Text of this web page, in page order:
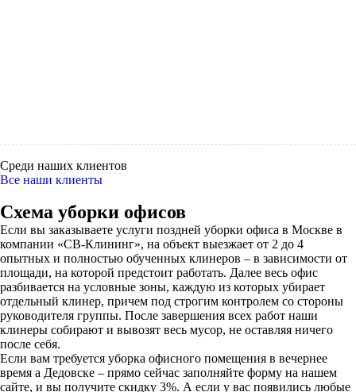
Среди наших клиентов
Все наши клиенты
Схема уборки офисов
Если вы заказываете услуги поздней уборки офиса в Москве в
компании «СВ-Клининг», на объект выезжает от 2 до 4
опытных и полностью обученных клинеров – в зависимости от
площади, на которой предстоит работать. Далее весь офис
разбивается на условные зоны, каждую из которых убирает
отдельный клинер, причем под строгим контролем со стороны
руководителя группы. После завершения всех работ наши
клинеры собирают и вывозят весь мусор, не оставляя ничего
после себя.
Если вам требуется уборка офисного помещения в вечернее
время а Дедовске – прямо сейчас заполняйте форму на нашем
сайте, и вы получите скидку 3%. А если у вас появились любые